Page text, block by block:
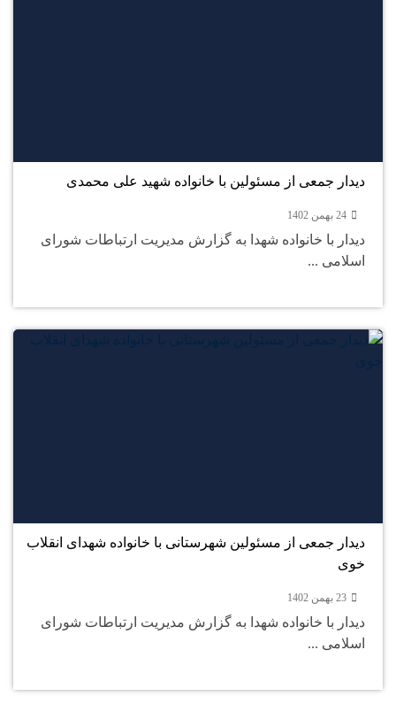
دیدار جمعی از مسئولین با خانواده شهید علی محمدی
24 بهمن 1402
دیدار با خانواده شهدا به گزارش مدیریت ارتباطات شورای
اسلامی ...
دیدار جمعی از مسئولین شهرستانی با خانواده شهدای انقلاب
خوی
23 بهمن 1402
دیدار با خانواده شهدا به گزارش مدیریت ارتباطات شورای
اسلامی ...